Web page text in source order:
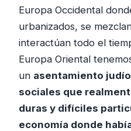
Europa Occidental
urbanizados, se
interactúan todo el
Europa Oriental
un asentamiento
sociales que
duras y difíciles
economía donde